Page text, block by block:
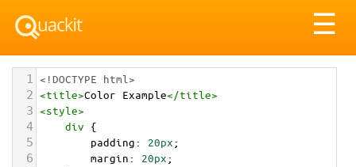
☰
1 <!DOCTYPE html>
2 <title>Color Example</title>
3 <style>
4 div {
5 padding: 20px;
6 margin: 20px;